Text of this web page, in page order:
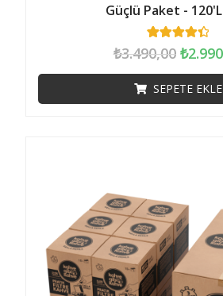
Güçlü Paket -
309müşteri
puanına
4.46 puan
aldı
₺3.490,00 ₺
SEPETE EKLE